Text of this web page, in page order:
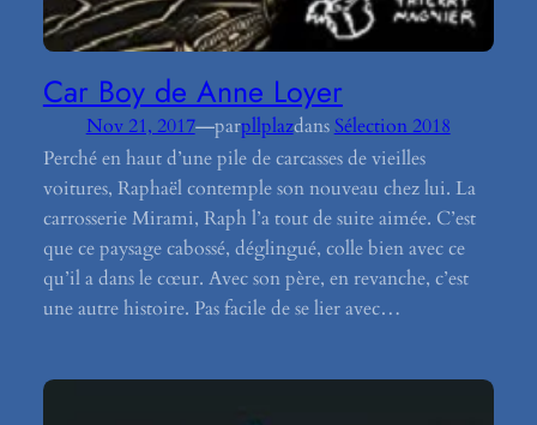
Car Boy de Anne Loyer
Nov 21, 2017—parpllplazdansSélection 2018
Perché en haut d’une pile de carcasses de vieilles
voitures, Raphaël contemple son nouveau chez lui. La
carrosserie Mirami, Raph l’a tout de suite aimée. C’est
que ce paysage cabossé, déglingué, colle bien avec ce
qu’il a dans le cœur. Avec son père, en revanche, c’est
une autre histoire. Pas facile de se lier avec…